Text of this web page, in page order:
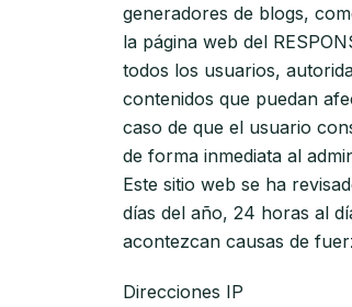
generadores de blogs,
la página web del
todos los usuarios,
contenidos que puedan
caso de que el usuario
de forma inmediata al
Este sitio web se ha
días del año, 24 horas al
acontezcan causas de
Direcciones IP